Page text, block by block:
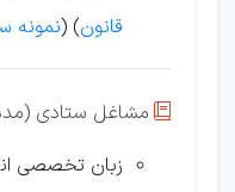
قانون) (نمونه

مشاغل ستادی
زبان تخصصی